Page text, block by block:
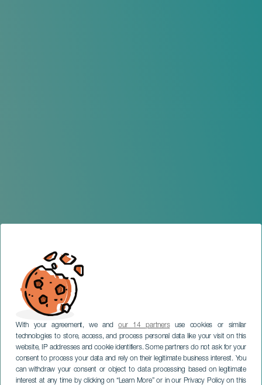
With your agreement, we andour 14 partnersuse cookies or similar
technologies to store, access, and process personal data like your visit on this
website, IP addresses and cookie identifiers. Some partners do not ask for your
consent to process your data and rely on their legitimate business interest. You
can withdraw your consent or object to data processing based on legitimate
interest at any time by clicking on “Learn More” or in our Privacy Policy on this
GRAN CANARIA